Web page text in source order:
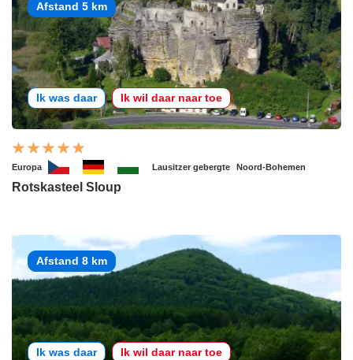
Afstand 5 km
Ik was daar Ik wil daar naar toe
Europa Lausitzer gebergte Noord-Bohemen
Rotskasteel Sloup
Afstand 8 km
Ik was daar Ik wil daar naar toe